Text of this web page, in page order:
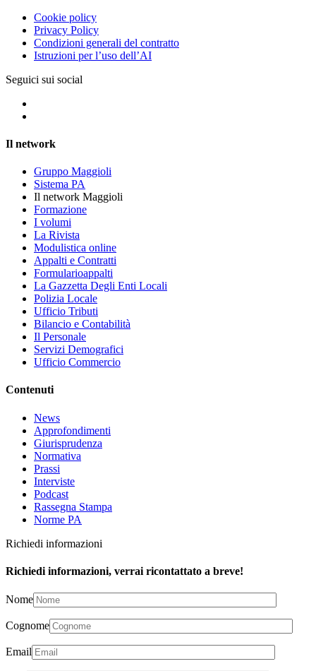
Cookie policy
Privacy Policy
Condizioni generali del contratto
Istruzioni per l’uso dell’AI
Seguici sui social
Il network
Gruppo Maggioli
Sistema PA
Il network Maggioli
Formazione
I volumi
La Rivista
Modulistica online
Appalti e Contratti
Formularioappalti
La Gazzetta Degli Enti Locali
Polizia Locale
Ufficio Tributi
Bilancio e Contabilità
Il Personale
Servizi Demografici
Ufficio Commercio
Contenuti
News
Approfondimenti
Giurisprudenza
Normativa
Prassi
Interviste
Podcast
Rassegna Stampa
Norme PA
Richiedi informazioni
Richiedi informazioni, verrai ricontattato a breve!
Nome
Cognome
Email